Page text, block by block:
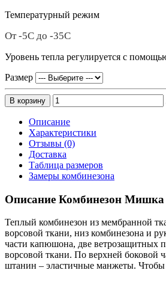
Температурный режим
От -5С до -35С
Уровень тепла регулируется с
Размер
В корзину
Описание
Характеристики
Отзывы (0)
Доставка
Таблица размеров
Замеры комбинезона
Описание Комбинезон Мишка
Теплый комбинезон из мембранной
ворсовой ткани, низ комбинезона и
части капюшона, две ветрозащитных
ворсовой ткани. По верхней боковой
штанин – эластичные манжеты. Чтобы